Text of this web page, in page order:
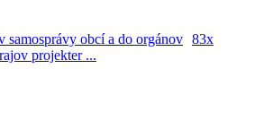
samosprávy obcí a do orgánov
projekter ...
83x